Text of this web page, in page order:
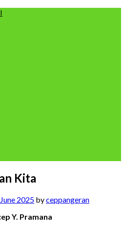
Kita
2025 byceppangeran
Y. Pramana